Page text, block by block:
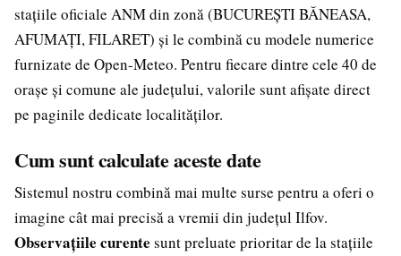
stațiile oficiale ANM din zonă (BUCUREȘTI BĂNEASA,
AFUMAȚI, FILARET) și le combină cu modele numerice
furnizate de Open-Meteo. Pentru fiecare dintre cele 40 de
orașe și comune ale județului, valorile sunt afișate direct
pe paginile dedicate localităților.
Cum sunt calculate aceste date
Sistemul nostru combină mai multe surse pentru a oferi o
imagine cât mai precisă a vremii din județul Ilfov.
Observațiile curente sunt preluate prioritar de la stațiile